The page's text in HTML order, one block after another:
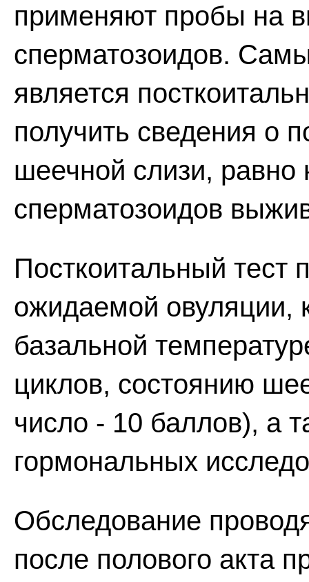
применяют пробы на
сперматозоидов.
является
получить сведения о
шеечной слизи, равно
сперматозоидов
Посткоитальный тест
ожидаемой овуляции,
базальной
циклов, состоянию
число - 10 баллов), а
гормональных
Обследование
после полового акта